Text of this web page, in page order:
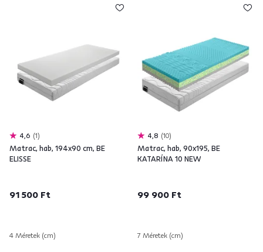
4,6 1
Matrac, hab, 194x90 cm, BE
ELISSE
91 500 Ft
4 Méretek (cm)
4,8 10
Matrac, hab, 90x195, BE
KATARÍNA 10 NEW
99 900 Ft
7 Méretek (cm)